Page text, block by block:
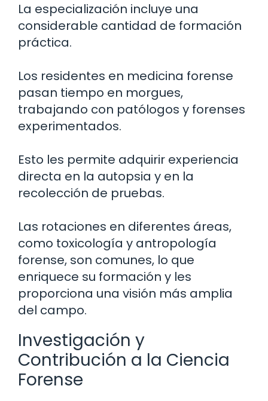
La especialización incluye una
considerable cantidad de formación
práctica.
Los residentes en medicina forense
pasan tiempo en morgues,
trabajando con patólogos y forenses
experimentados.
Esto les permite adquirir experiencia
directa en la autopsia y en la
recolección de pruebas.
Las rotaciones en diferentes áreas,
como toxicología y antropología
forense, son comunes, lo que
enriquece su formación y les
proporciona una visión más amplia
del campo.
Investigación y
Contribución a la Ciencia
Forense